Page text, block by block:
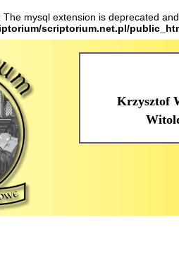
The mysql extension is deprecated
scriptorium.net.pl/
Krzysztof